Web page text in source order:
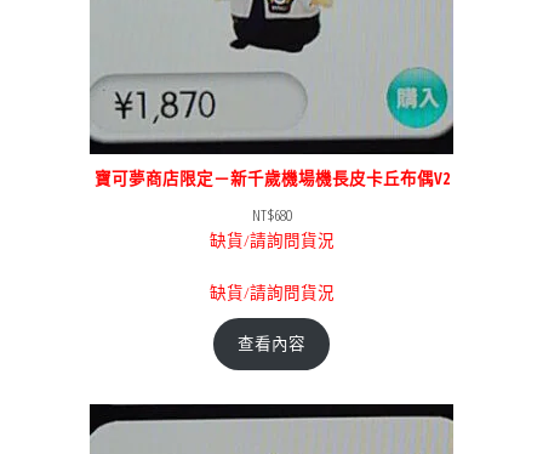
寶可夢商店限定－新千歲機場機長皮卡丘布偶V2
NT$680
缺貨/請詢問貨況
缺貨/請詢問貨況
查看內容